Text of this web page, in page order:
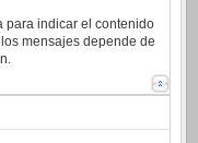
para indicar el contenido
mensajes depende de